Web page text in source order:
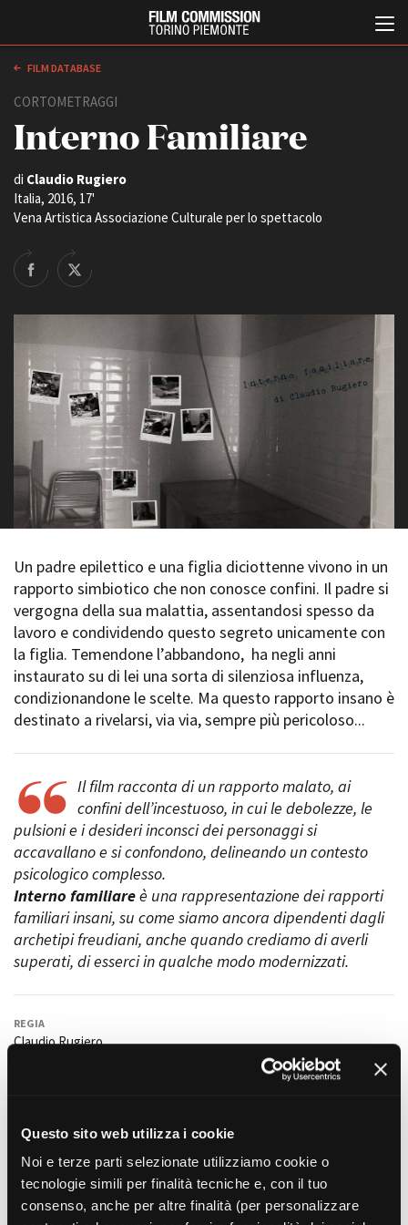
Questo sito web utilizza i cookie
Noi e terze parti selezionate utilizziamo cookie o
tecnologie simili per finalità tecniche e, con il tuo
consenso, anche per altre finalità (per personalizzare
Chi siamo
Contatti
La sede
Partner
Rete regionale
Bilancio sociale
Amministrazione
trasparente
Bandi e gare
Sostenibilità ambientale
SERVIZI
Servizi generali
Location scouting
Spazi nella sede FCTP
Sala Casting
Sala Paolo Tenna
FILM FUNDS
Piemonte Film Tv Fund
Development Fund
Piemonte Doc Film Fund
Short Film Fund
PRODUCTION GUIDE
Società di produzione
Strutture di servizio
Professionisti
Attrici-Attori
LOCATION GUIDE
NEWS
CASTING
Anteprime in Piemonte
Production Days
Avenue Cove - Erasmus +
Guarda che storia!
La Grazia - Immagini e
location della Torino di Paolo
Sorrentino
Open Day
Ciak in TOur!
AWARDS
International Film Festival
Rotterdam
Berlinale Internationalen
Filmfestspiele Berlin
Festival de Cannes
Biografilm Festival - Bio to B
Industry Days
Locarno Film Festival
Cinematografica Venezia
Toronto International Film
Festival
Festa del Cinema di Roma
Torino Film Festival
David di Donatello
Premio Solinas
STRUMENTI
Location - Accedi al tuo
Lavora con noi
Stage - Tirocini - Scuola e
economia
FILM DATABASE
CORTOMETRAGGI
Interno Familiare
di Claudio Rugiero
Italia, 2016, 17'
Vena Artistica Associazione Culturale per lo spettacolo
Un padre epilettico e una figlia diciottenne vivono in un
rapporto simbiotico che non conosce confini. Il padre si
vergogna della sua malattia, assentandosi spesso da
lavoro e condividendo questo segreto unicamente con
la figlia. Temendone l’abbandono, ha negli anni
instaurato su di lei una sorta di silenziosa influenza,
condizionandone le scelte. Ma questo rapporto insano è
destinato a rivelarsi, via via, sempre più pericoloso...
Il film racconta di un rapporto malato, ai
confini dell’incestuoso, in cui le debolezze, le
pulsioni e i desideri inconsci dei personaggi si
accavallano e si confondono, delineando un contesto
psicologico complesso.
Interno familiareè una rappresentazione dei rapporti
familiari insani, su come siamo ancora dipendenti dagli
archetipi freudiani, anche quando crediamo di averli
superati, di esserci in qualche modo modernizzati.
REGIA
Claudio Rugiero
Davide Piazzolla
MONTAGGIO
Pasquale De Luca, Martina Suppo
SCENOGRAFIA